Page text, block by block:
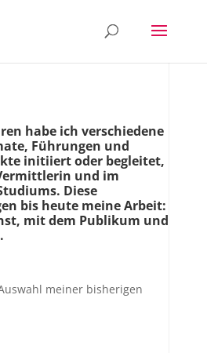
habe ich verschiedene
Führungen und
initiiert oder begleitet,
und im
Diese
bis heute meine Arbeit:
mit dem Publikum und
meiner bisherigen